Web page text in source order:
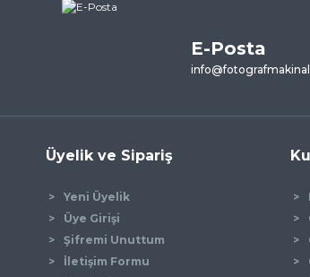
Gönder
E-Posta
Üyelik ve Sipariş
Yeni Üyelik
Üye Girişi
Şifremi Unuttum
İletişim Formu